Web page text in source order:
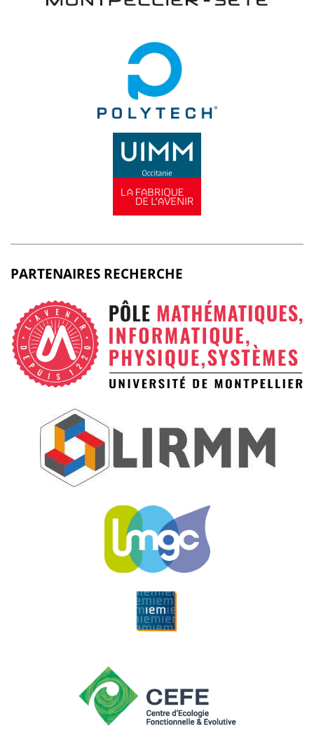
PARTENAIRES RECHERCHE